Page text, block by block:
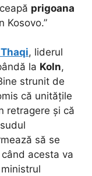
prigoana
Kosovo.”
, liderul
la Koln,
strunit de
că unitățile
retragere și că
să se
când acesta va